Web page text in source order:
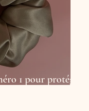
1 pour protéger